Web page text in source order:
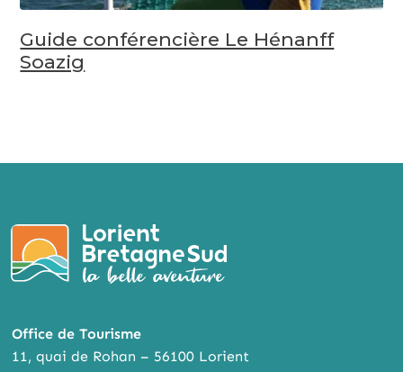
Guide conférencière Le Hénanff
Soazig
Office de Tourisme
11, quai de Rohan – 56100 Lorient